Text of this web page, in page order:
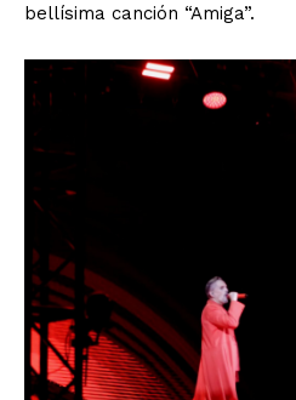
bellísima canción “Amiga”.